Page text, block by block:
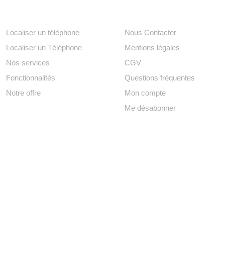
Localiser un téléphone
Localiser un Téléphone
Nos services
Fonctionnalités
Notre offre
Nous Contacter
Mentions légales
CGV
Questions fréquentes
Mon compte
Me désabonner